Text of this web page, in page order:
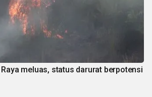
meluas, status darurat berpotensi